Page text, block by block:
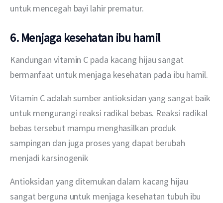
untuk mencegah bayi lahir prematur.
6. Menjaga kesehatan ibu hamil
Kandungan vitamin C pada kacang hijau sangat
bermanfaat untuk menjaga kesehatan pada ibu hamil.
Vitamin C adalah sumber antioksidan yang sangat baik
untuk mengurangi reaksi radikal bebas. Reaksi radikal
bebas tersebut mampu menghasilkan produk
sampingan dan juga proses yang dapat berubah
menjadi karsinogenik
Antioksidan yang ditemukan dalam kacang hijau
sangat berguna untuk menjaga kesehatan tubuh ibu